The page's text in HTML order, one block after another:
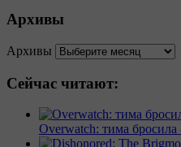
Архивы
Архивы
Сейчас читают:
Overwatch: тима